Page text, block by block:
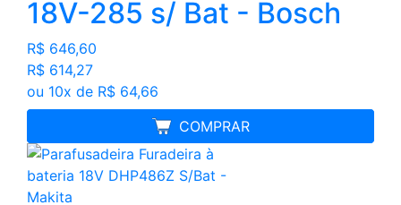
18V-285 s/ Bat - Bosch
R$ 646,60
R$ 614,27
ou 10x de R$ 64,66
COMPRAR
FRETE GRÁTIS